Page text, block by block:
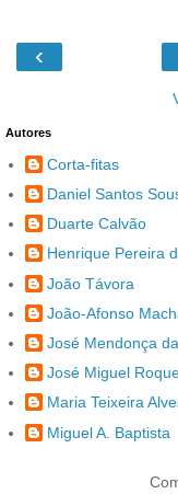
‹
Autores
Corta-fitas
Daniel Santos
Duarte Calvão
Henrique Pereira
João Távora
João-Afonso
José Mendonça
José Miguel
Maria Teixeira
Miguel A. Baptista